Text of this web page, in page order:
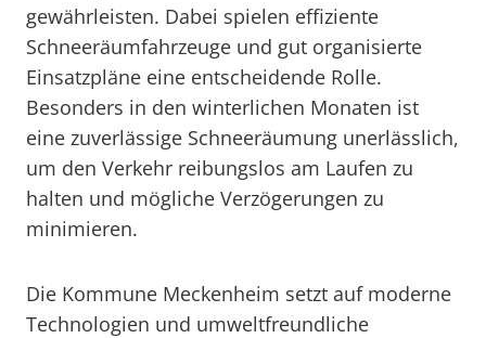
gewährleisten. Dabei spielen effiziente
Schneeräumfahrzeuge und gut organisierte
Einsatzpläne eine entscheidende Rolle.
Besonders in den winterlichen Monaten ist
eine zuverlässige Schneeräumung unerlässlich,
um den Verkehr reibungslos am Laufen zu
halten und mögliche Verzögerungen zu
minimieren.
Die Kommune Meckenheim setzt auf moderne
Technologien und umweltfreundliche